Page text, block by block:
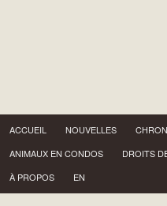
Menu principal
Aller au contenu principal
ACCUEIL NOUVELLES
ANIMAUX EN CONDOS
DROITS
À PROPOS
EN